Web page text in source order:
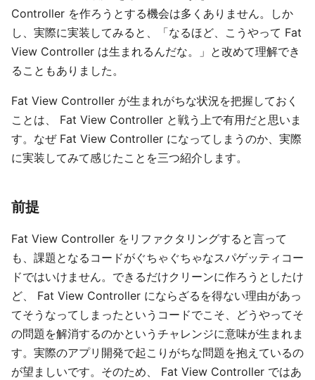
Controller を作ろうとする機会は多くありません。しか
し、実際に実装してみると、「なるほど、こうやって Fat
View Controller は生まれるんだな。」と改めて理解でき
ることもありました。
Fat View Controller が生まれがちな状況を把握しておく
ことは、 Fat View Controller と戦う上で有用だと思いま
す。なぜ Fat View Controller になってしまうのか、実際
に実装してみて感じたことを三つ紹介します。
前提
Fat View Controller をリファクタリングすると言って
も、課題となるコードがぐちゃぐちゃなスパゲッティコー
ドではいけません。できるだけクリーンに作ろうとしたけ
ど、 Fat View Controller にならざるを得ない理由があっ
てそうなってしまったというコードでこそ、どうやってそ
の問題を解消するのかというチャレンジに意味が生まれま
す。実際のアプリ開発で起こりがちな問題を抱えているの
が望ましいです。そのため、 Fat View Controller ではあ